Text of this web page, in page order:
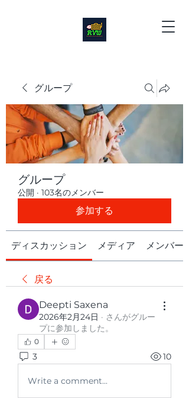
グループ
グループ
公開 · 103名のメンバー
参加する
ディスカッション メディア メンバー
戻る
Deepti Saxena
2026年2月24日 · さんがグルー
プに参加しました。
0
3 10
Write a comment...